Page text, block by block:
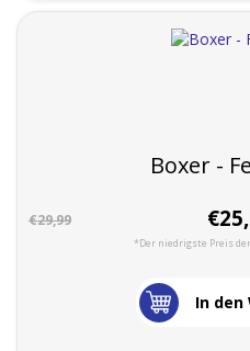
Boxer -
€29,99
*Der niedrigste Preis
In den